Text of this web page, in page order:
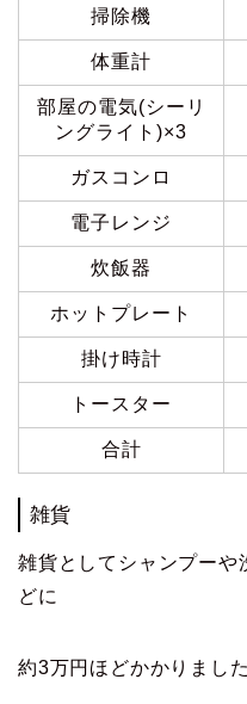
掃除機
体重計
部屋の電気(シーリ
ングライト)×3
ガスコンロ
電子レンジ
炊飯器
ホットプレート
掛け時計
トースター
合計
雑貨
雑貨としてシャンプーや
どに
約3万円ほどかかりました